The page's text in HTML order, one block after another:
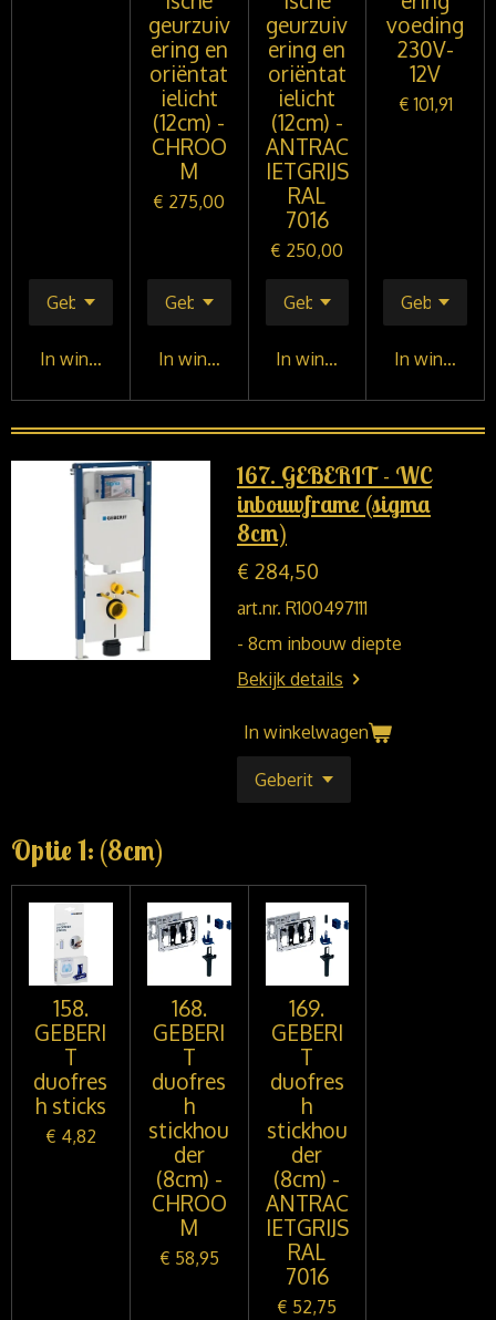
In winkelwagen
geurzuiv
ering en
oriëntat
ielicht
(12cm) -
CHROO
M
€ 275,00
In winkelwagen
geurzuiv
ering en
oriëntat
ielicht
(12cm) -
ANTRAC
IETGRIJS
RAL
7016
€ 250,00
In winkelwagen
voeding
230V-
12V
€ 101,91
In
167. GEBERIT - WC
inbouwframe (sigma
8cm)
€ 284,50
art.nr. R100497111
- 8cm inbouw diepte
Bekijk details
In winkelwagen
Optie 1: (8cm)
158.
GEBERI
T
duofres
h sticks
€ 4,82
168.
GEBERI
T
duofres
h
stickhou
der
(8cm) -
CHROO
M
€ 58,95
169.
GEBERI
T
duofres
h
stickhou
der
(8cm) -
ANTRAC
IETGRIJS
RAL
7016
€ 52,75